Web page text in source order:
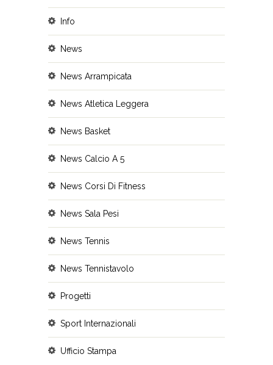
Info
News
News Arrampicata
News Atletica Leggera
News Basket
News Calcio A 5
News Corsi Di Fitness
News Sala Pesi
News Tennis
News Tennistavolo
Progetti
Sport Internazionali
Ufficio Stampa